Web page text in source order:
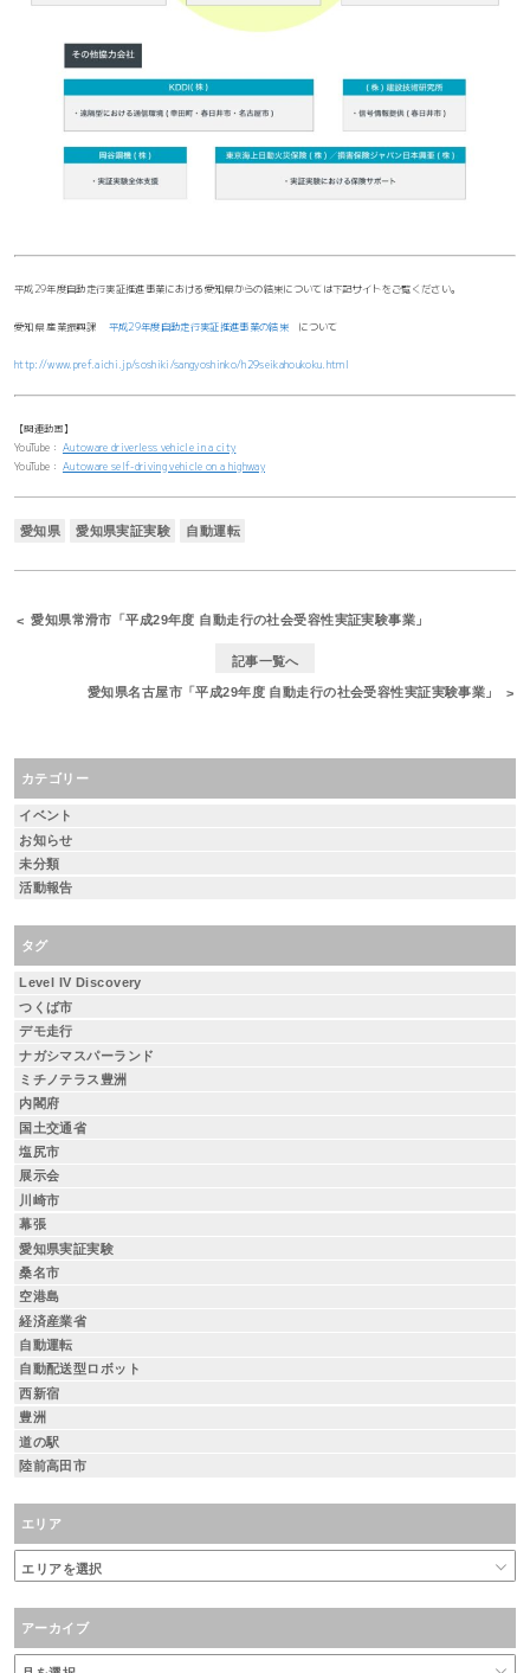
平成29年度自動走行実証推進事業における愛知県からの結果については下記サイトをご覧ください。
愛知県 産業振興課 平成29年度自動走行実証推進事業の結果 について
http://www.pref.aichi.jp/soshiki/sangyoshinko/h29seikahoukoku.html
【関連動画】
YouTube： Autoware driverless vehicle in a city
YouTube： Autoware self-driving vehicle on a highway
愛知県 愛知県実証実験 自動運転
愛知県常滑市「平成29年度 自動走行の社会受容性実証実験事業」
記事一覧へ
愛知県名古屋市「平成29年度 自動走行の社会受容性実証実験事業」
カテゴリー
イベント
お知らせ
未分類
活動報告
タグ
Level IV Discovery
つくば市
デモ走行
ナガシマスパーランド
ミチノテラス豊洲
内閣府
国土交通省
塩尻市
展示会
川崎市
幕張
愛知県実証実験
桑名市
空港島
経済産業省
自動運転
自動配送型ロボット
西新宿
豊洲
道の駅
陸前高田市
エリア
アーカイブ